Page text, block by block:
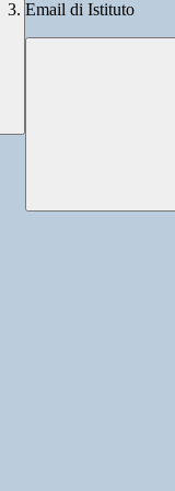
Email di Istituto